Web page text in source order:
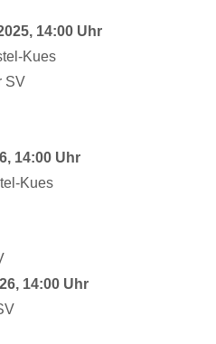
14:00 Uhr
Kues
SV
14:00 Uhr
Kues
14:00 Uhr